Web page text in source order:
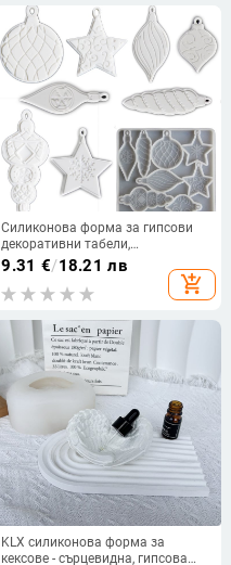
Силиконова форма за гипсови
декоративни табели,
нестандартна форма и
животински жакардов модел –
за DIY украса
9.31 €/18.21 лв
add_shopping_cart
KLX силиконова форма за
кексове - сърцевидна, гипсова